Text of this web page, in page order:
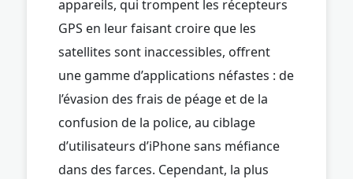
appareils, qui trompent les récepteurs
GPS en leur faisant croire que les
satellites sont inaccessibles, offrent
une gamme d’applications néfastes : de
l’évasion des frais de péage et de la
confusion de la police, au ciblage
d’utilisateurs d’iPhone sans méfiance
dans des farces. Cependant, la plus